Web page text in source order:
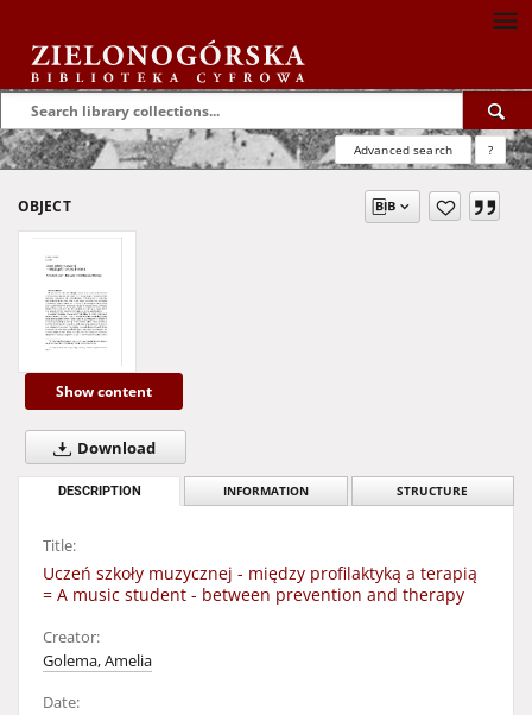
Advanced search ?
OBJECT
Show content
Download
DESCRIPTION INFORMATION STRUCTURE
Title:
Uczeń szkoły muzycznej - między profilaktyką a terapią
= A music student - between prevention and therapy
Creator:
Golema, Amelia
Date: